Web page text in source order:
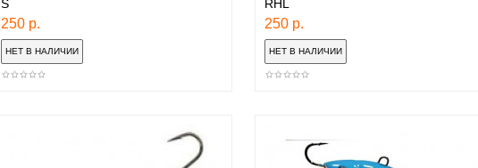
S
250 р.
RHL
250 р.